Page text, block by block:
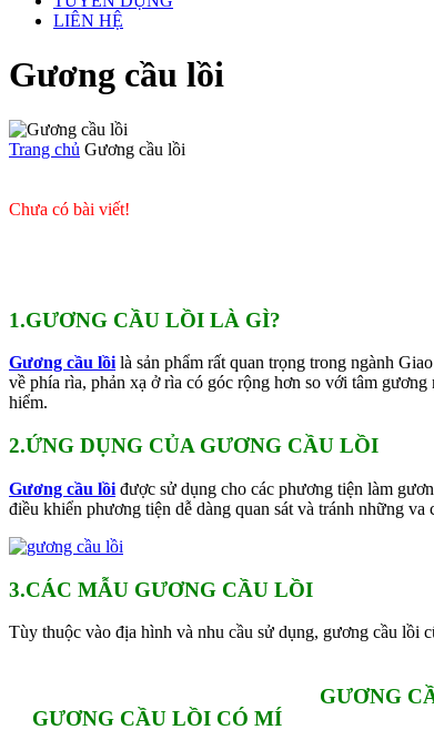
LIÊN HỆ
Gương cầu lồi
Trang chủ Gương cầu lồi
Chưa có bài viết!
1.GƯƠNG CẦU LỒI LÀ GÌ?
Gương cầu lồilà sản phẩm rất quan trọng trong ngành
về phía rìa, phản xạ ở rìa có góc rộng hơn so với tâm
hiểm.
2.ỨNG DỤNG CỦA GƯƠNG CẦU LỒI
Gương cầu lồi được sử dụng cho các phương tiện làm
điều khiển phương tiện dễ dàng quan sát và tránh những va
3.CÁC MẪU GƯƠNG CẦU LỒI
Tùy thuộc vào địa hình và nhu cầu sử dụng, gương cầu lồi
GƯƠNG CẦU LỒI CÓ MÍ
GƯƠNG